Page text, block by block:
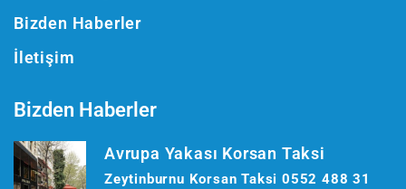
Bizden Haberler
İletişim
Bizden Haberler
Avrupa Yakası Korsan Taksi
Zeytinburnu Korsan Taksi 0552 488 31